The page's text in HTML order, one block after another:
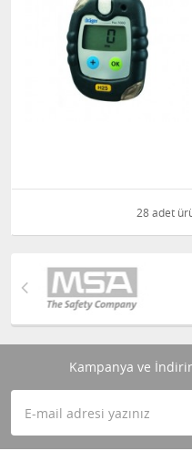
28 adet
Kampanya ve